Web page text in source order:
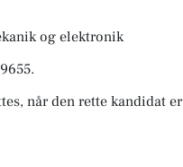
og elektronik
når den rette kandidat er